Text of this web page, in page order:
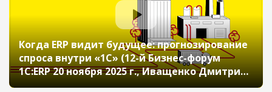
Когда ERP видит будущее: прогнозирование
спроса внутри «1С» (12-й Бизнес-форум
1С:ERP 20 ноября 2025 г., Иващенко Дмитрий,
ГК «Сладкая жизнь»)